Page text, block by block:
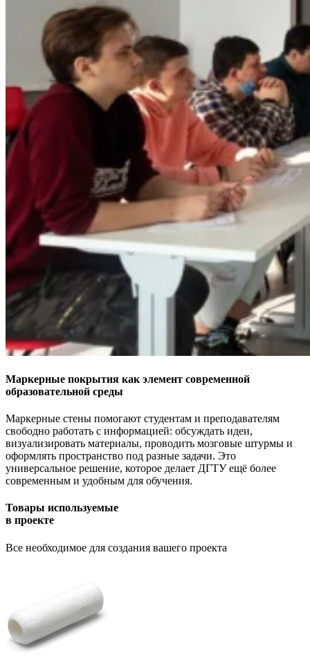
Маркерные покрытия как элемент современной
образовательной среды
Маркерные стены помогают студентам и преподавателям
свободно работать с информацией: обсуждать идеи,
визуализировать материалы, проводить мозговые штурмы и
оформлять пространство под разные задачи. Это
универсальное решение, которое делает ДГТУ ещё более
современным и удобным для обучения.
Товары используемые
в проекте
Все необходимое для создания вашего проекта